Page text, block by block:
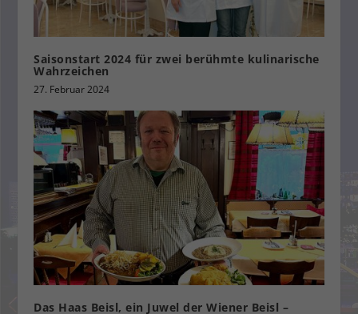
Saisonstart 2024 für zwei berühmte kulinarische
Wahrzeichen
27. Februar 2024
Das Haas Beisl, ein Juwel der Wiener Beisl –